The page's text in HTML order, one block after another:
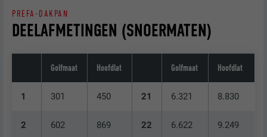
DEELAFMETINGEN (SNOERMATEN)
PREFA-DAKPAN
Golfmaat Hoofdlat Golfmaat Hoofdlat
1 301 450 21 6.321 8.830
2 602 869 22 6.622 9.249